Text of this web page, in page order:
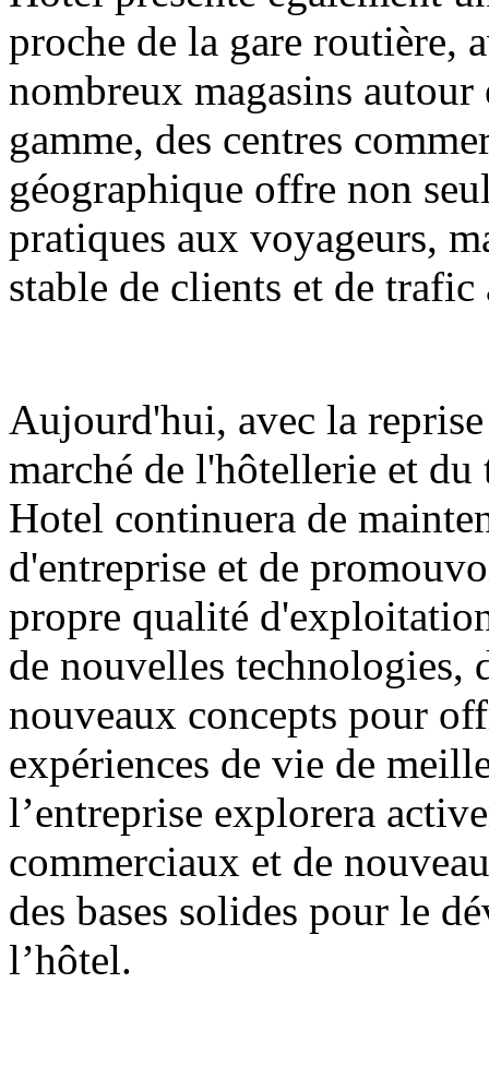
proche de la gare routière,
nombreux magasins autour
gamme, des centres
géographique offre non
pratiques aux voyageurs,
stable de clients et de
Aujourd'hui, avec la
marché de l'hôtellerie et
Hotel continuera de
d'entreprise et de
propre qualité
de nouvelles technologies,
nouveaux concepts pour
expériences de vie de
l’entreprise explorera
commerciaux et de
des bases solides pour le
l’hôtel.